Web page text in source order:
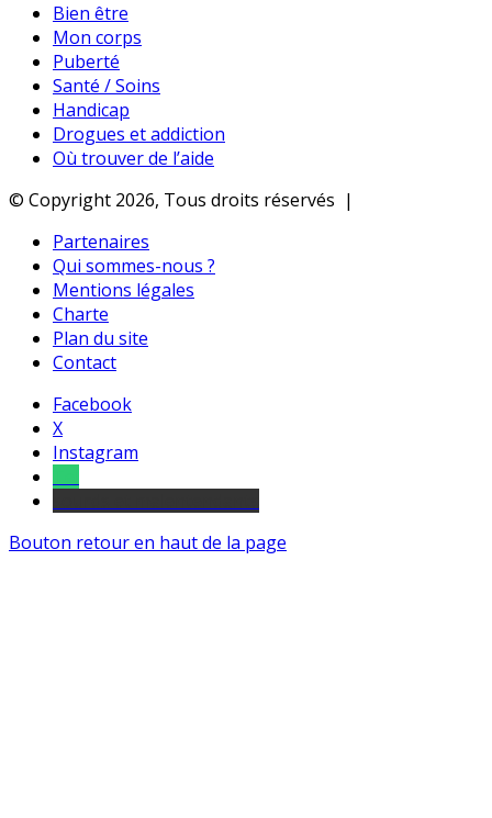
Bien être
Mon corps
Puberté
Santé / Soins
Handicap
Drogues et addiction
Où trouver de l’aide
© Copyright 2026, Tous droits réservés |
Partenaires
Qui sommes-nous ?
Mentions légales
Charte
Plan du site
Contact
Facebook
X
Instagram
Bouton retour en haut de la page